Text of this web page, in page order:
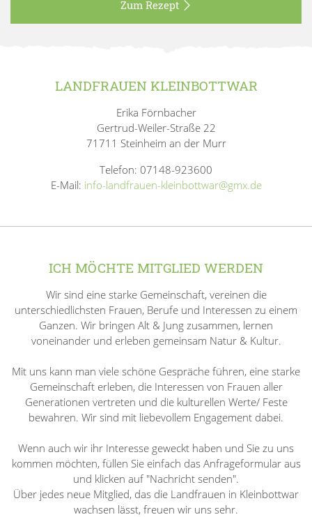
Zum Rezept
LANDFRAUEN KLEINBOTTWAR
Erika Förnbacher
Gertrud-Weiler-Straße 22
71711 Steinheim an der Murr
Telefon: 07148-923600
E-Mail: info-landfrauen-kleinbottwar@gmx.de
ICH MÖCHTE MITGLIED WERDEN
Wir sind eine starke Gemeinschaft, vereinen die
unterschiedlichsten Frauen, Berufe und Interessen zu einem
Ganzen. Wir bringen Alt & Jung zusammen, lernen
voneinander und erleben gemeinsam Natur & Kultur.
Mit uns kann man viele schöne Gespräche führen, eine starke
Gemeinschaft erleben, die Interessen von Frauen aller
Generationen vertreten und die kulturellen Werte/ Feste
bewahren. Wir sind mit liebevollem Engagement dabei.
Wenn auch wir ihr Interesse geweckt haben und Sie zu uns
kommen möchten, füllen Sie einfach das Anfrageformular aus
und klicken auf "Nachricht senden".
Über jedes neue Mitglied, das die Landfrauen in Kleinbottwar
wachsen lässt, freuen wir uns sehr.